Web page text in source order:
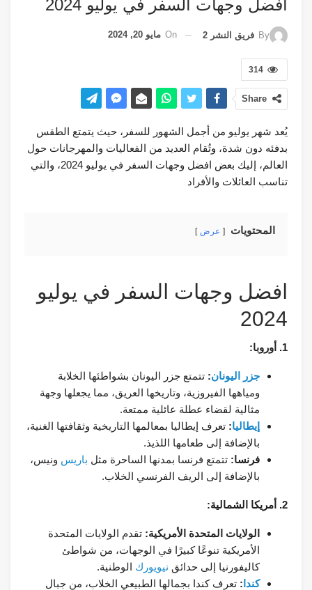
افضل وجهات السفر في يوليو 2024
By فريق النشر 2 On مايو 20, 2024
314
Share
يُعد شهر يوليو من أجمل الشهور للسفر، حيث يتمتع الطقس
بدفئه دون شدة، وتُقام العديد من الفعاليات والمهرجانات حول
العالم، إليك بعض افضل وجهات السفر في يوليو 2024، والتي
تناسب العائلات والأفراد
المحتويات عرض
افضل وجهات السفر في يوليو
2024
1. أوروبا:
جزر اليونان: تتمتع جزر اليونان بشواطئها الخلابة
ومياهها الفيروزية، وتاريخها العريق، مما يجعلها وجهة
مثالية لقضاء عطلة عائلية ممتعة.
إيطاليا: تعرف إيطاليا بمعالمها التاريخية وثقافتها الغنية،
بالإضافة إلى طعامها اللذيذ.
فرنسا: تتمتع فرنسا بمدنها الساحرة مثل باريس ونيس،
بالإضافة إلى الريف الفرنسي الخلاب.
2. أمريكا الشمالية:
الولايات المتحدة الأمريكية: تقدم الولايات المتحدة
الأمريكية تنوعًا كبيرًا في الوجهات، من شواطئ
كاليفورنيا إلى حدائق نيويورك الوطنية.
كندا : تعرف كندا بجمالها الطبيعي الخلاب، من جبال